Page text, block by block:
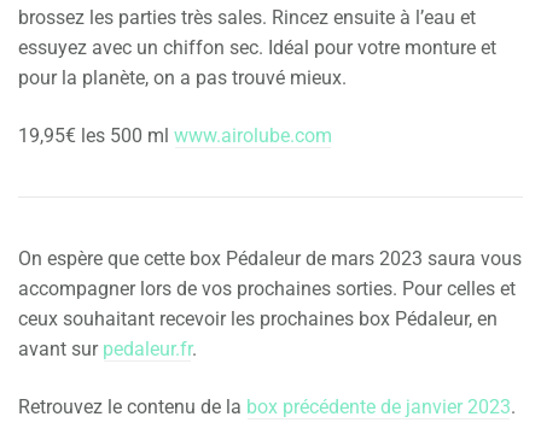
brossez les parties très sales. Rincez ensuite à l’eau et
essuyez avec un chiffon sec. Idéal pour votre monture et
pour la planète, on a pas trouvé mieux.
19,95€ les 500 ml www.airolube.com
On espère que cette box Pédaleur de mars 2023 saura vous
accompagner lors de vos prochaines sorties. Pour celles et
ceux souhaitant recevoir les prochaines box Pédaleur, en
avant sur pedaleur.fr.
Retrouvez le contenu de la box précédente de janvier 2023.